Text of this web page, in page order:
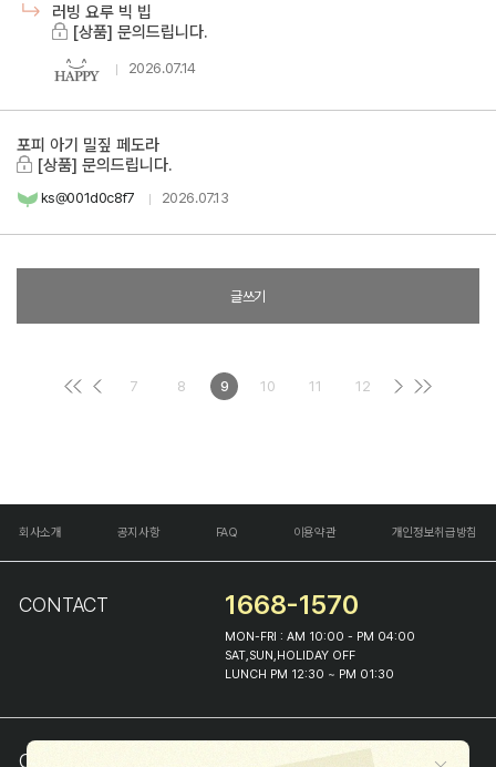
러빙 요루 빅 빕
[상품] 문의드립니다.
2026.07.14
포피 아기 밀짚 페도라
[상품] 문의드립니다.
ks@001d0c8f7 2026.07.13
글쓰기
7 8 9 10 11 12
회사소개 공지사항 FAQ 이용약관 개인정보취급방침
CONTACT 1668-1570
MON-FRI : AM 10:00 - PM 04:00
SAT,SUN,HOLIDAY OFF
LUNCH PM 12:30 ~ PM 01:30
COMPANY INFO